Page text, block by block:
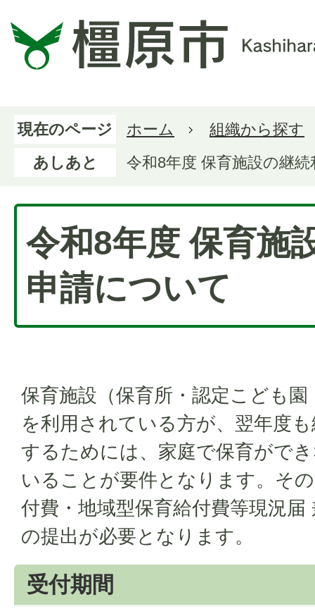
現在のページ ホーム
組織から探す
あしあと
令和8年度 保育施設の継
令和8年度 保育施
申請について
保育施設（保育所・認定こども
を利用されている方が、翌年度
するためには、家庭で保育がで
いることが要件となります。そ
付費・地域型保育給付費等現況届
の提出が必要となります。
受付期間